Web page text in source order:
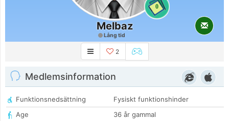
0
Melbaz
Lång tid
2
Medlemsinformation
Funktionsnedsättning
Fysiskt funktionshinder
Age
36 år gammal